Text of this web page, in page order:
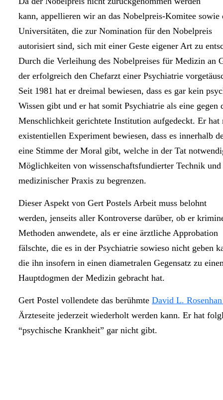
kann, appellieren wir an das Nobelpreis-Komitee sowie
Universitäten, die zur Nomination für den Nobelpreis
autorisiert sind, sich mit einer Geste eigener Art zu
Durch die Verleihung des Nobelpreises für Medizin an
der erfolgreich den Chefarzt einer Psychiatrie
Seit 1981 hat er dreimal bewiesen, dass es gar kein
Wissen gibt und er hat somit Psychiatrie als eine gegen
Menschlichkeit gerichtete Institution aufgedeckt. Er hat
existentiellen Experiment bewiesen, dass es innerhalb
eine Stimme der Moral gibt, welche in der Tat
Möglichkeiten von wissenschaftsfundierter Technik und
medizinischer Praxis zu begrenzen.
Dieser Aspekt von Gert Postels Arbeit muss belohnt
werden, jenseits aller Kontroverse darüber, ob er
Methoden anwendete, als er eine ärztliche Approbation
fälschte, die es in der Psychiatrie sowieso nicht geben
die ihn insofern in einen diametralen Gegensatz zu
Hauptdogmen der Medizin gebracht hat.
Gert Postel vollendete das berühmte David L.
Ärzteseite jederzeit wiederholt werden kann. Er hat
“psychische Krankheit” gar nicht gibt.